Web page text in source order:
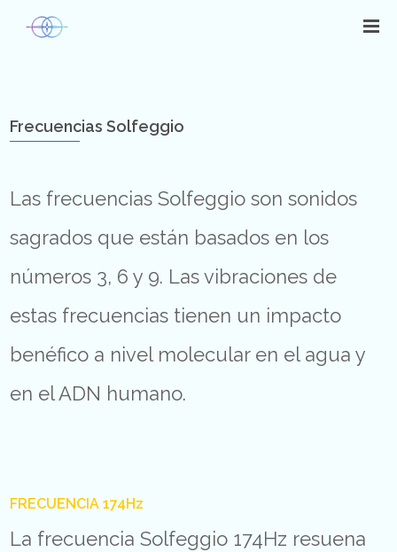
Frecuencias Solfeggio
Las frecuencias Solfeggio son sonidos
sagrados que están basados en los
números 3, 6 y 9. Las vibraciones de
estas frecuencias tienen un impacto
benéfico a nivel molecular en el agua y
en el ADN humano.
FRECUENCIA 174Hz
La frecuencia Solfeggio 174Hz resuena